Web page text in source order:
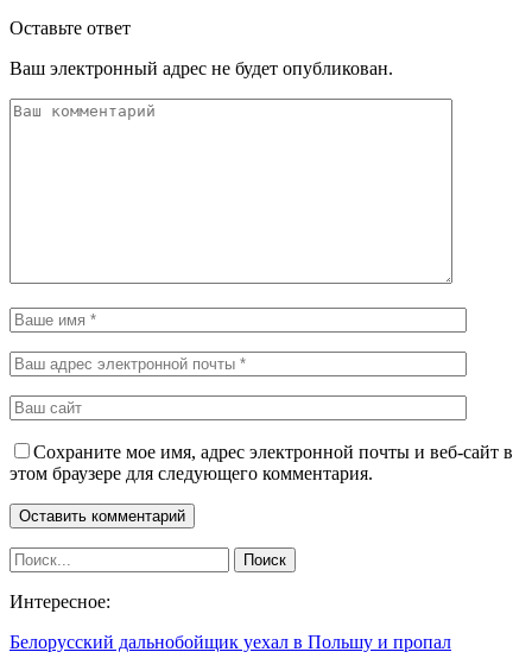
Оставьте ответ
Ваш электронный адрес не будет опубликован.
Сохраните мое имя, адрес электронной почты и веб-сайт в
этом браузере для следующего комментария.
Интересное:
Белорусский дальнобойщик уехал в Польшу и пропал